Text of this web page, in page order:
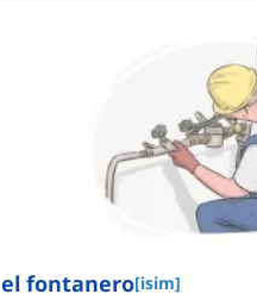
el fontanero[isim]